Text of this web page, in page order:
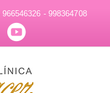
966546326 - 998364708